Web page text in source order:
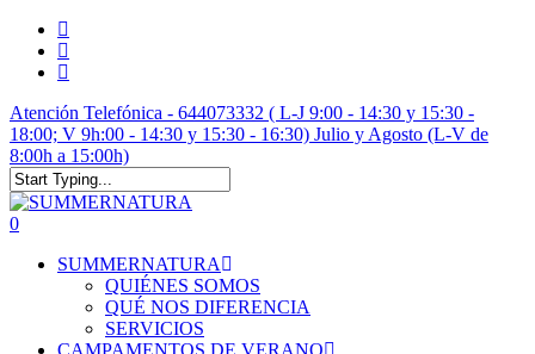
Skip
main
twitter
facebook
instagram
Atención Telefónica - 644073332 ( L-J 9:00 - 14:30 y 15:30 -
18:00; V 9h:00 - 14:30 y 15:30 - 16:30) Julio y Agosto (L-V de
8:00h a 15:00h)
Close
Search
account
0
SUMMERNATURA
QUIÉNES SOMOS
QUÉ NOS DIFERENCIA
SERVICIOS
CAMPAMENTOS DE VERANO